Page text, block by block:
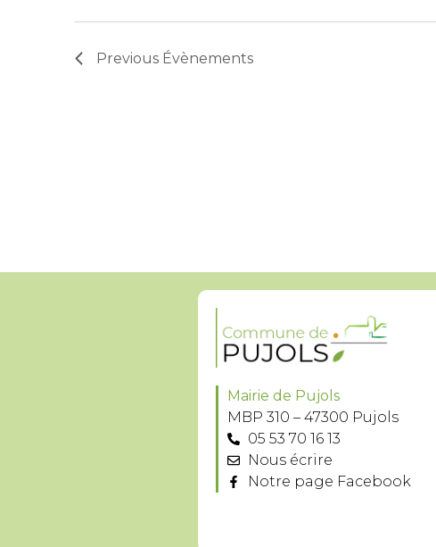
Previous Évènements
Mairie de Pujols
MBP 310 – 47300 Pujols
05 53 70 16 13
Nous écrire
Notre page Facebook